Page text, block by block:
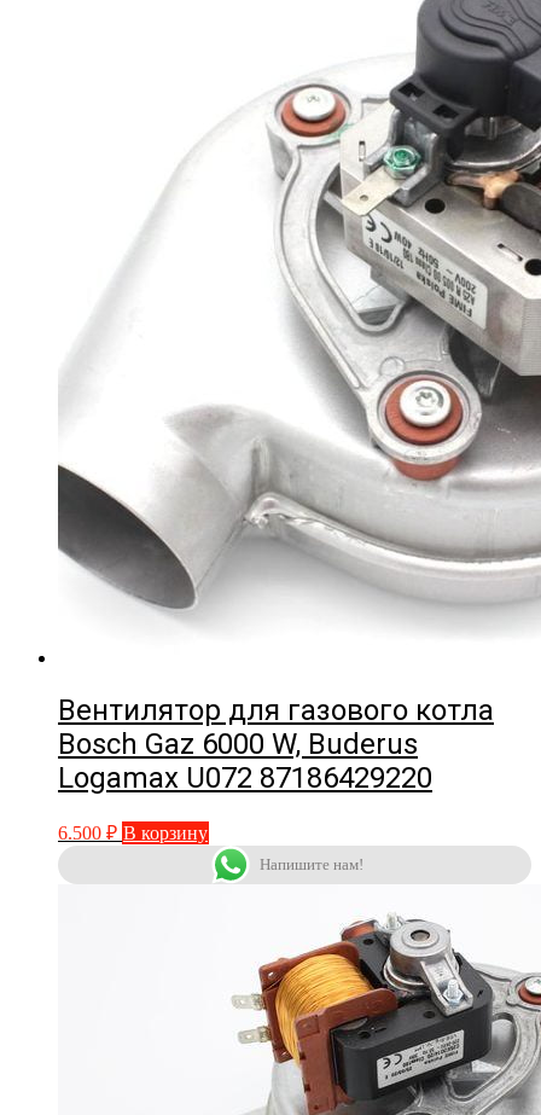
Вентилятор для газового котла
Bosch Gaz 6000 W, Buderus
Logamax U072 87186429220
6.500 ₽ В корзину
Напишите нам!